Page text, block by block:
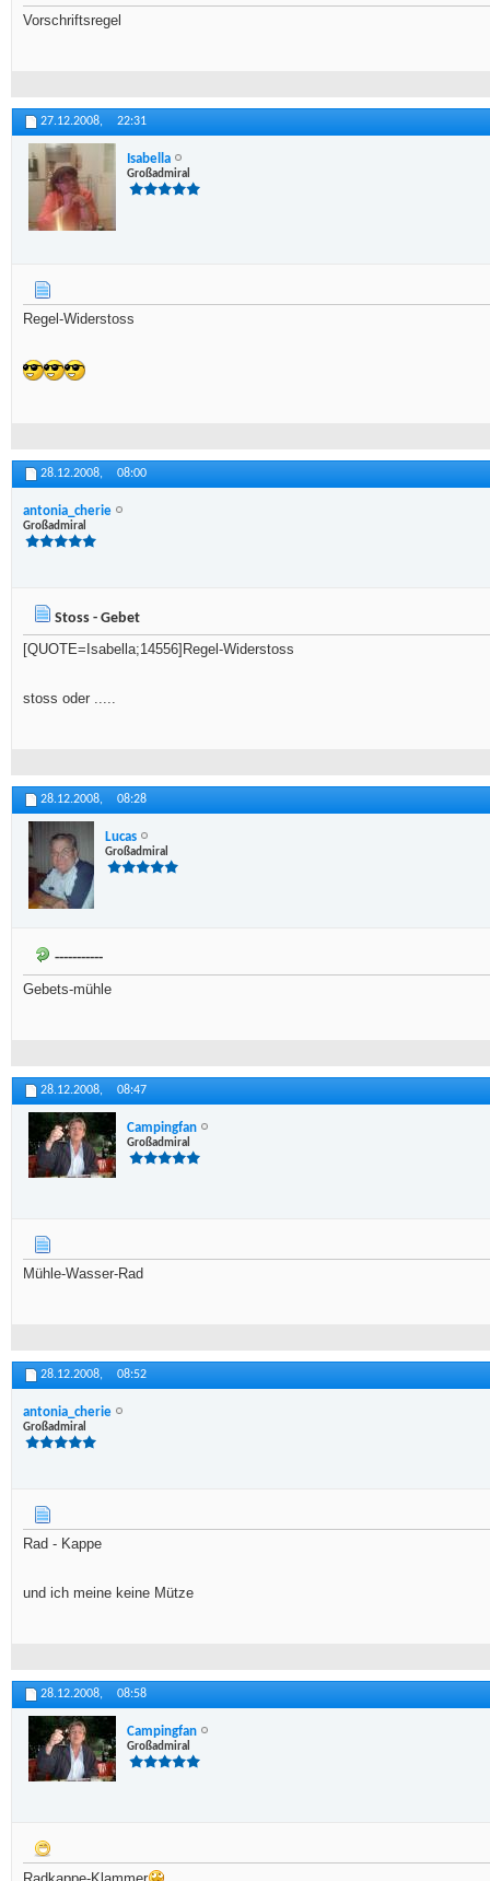
Vorschriftsregel
27.12.2008, 22:31
Isabella
Großadmiral
Regel-Widerstoss
28.12.2008, 08:00
antonia_cherie
Großadmiral
Stoss - Gebet
[QUOTE=Isabella;14556]Regel-Widerstoss
stoss oder .....
28.12.2008, 08:28
Lucas
Großadmiral
-----------
Gebets-mühle
28.12.2008, 08:47
Campingfan
Großadmiral
Mühle-Wasser-Rad
28.12.2008, 08:52
antonia_cherie
Großadmiral
Rad - Kappe
und ich meine keine Mütze
28.12.2008, 08:58
Campingfan
Großadmiral